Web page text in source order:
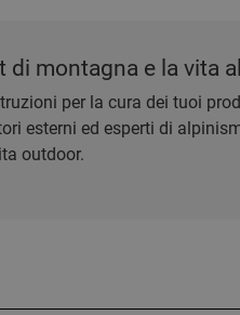
montagna e la vita
per la cura dei tuoi
esterni ed esperti di
outdoor.